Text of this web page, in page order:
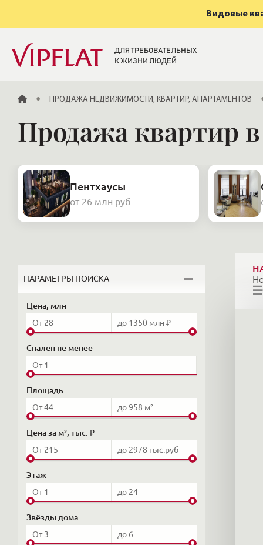
Видовые
ДЛЯ ТРЕБОВАТЕЛЬНЫХ
К ЖИЗНИ ЛЮДЕЙ
ГЛАВНАЯПРОДАЖА НЕДВИЖИМОСТИ, КВАРТИР, АПАРТАМЕНТОВ
Продажа квартир
Пентхаусы
от 26 млн руб
ПАРАМЕТРЫ ПОИСКА
Цена, млн
Спален не менее
Площадь
Цена за м², тыс. ₽
Этаж
Звёзды дома